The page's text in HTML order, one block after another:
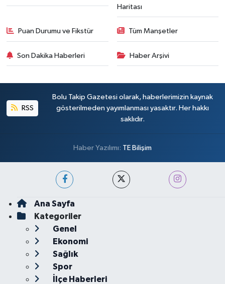
Haritası
Puan Durumu ve Fikstür Tüm Manşetler
Son Dakika Haberleri Haber Arşivi
RSS
Bolu Takip Gazetesi olarak, haberlerimizin kaynak
gösterilmeden yayımlanması yasaktır. Her hakkı
saklıdır.
Haber Yazılımı: TE Bilişim
Ana Sayfa
Kategoriler
Genel
Ekonomi
Sağlık
Spor
İlçe Haberleri